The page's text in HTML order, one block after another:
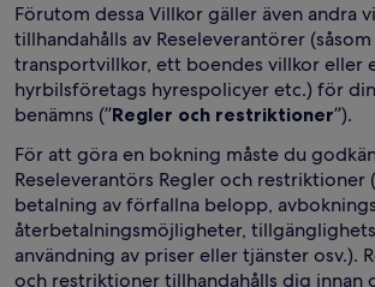
Förutom dessa Villkor gäller även andra
tillhandahålls av Reseleverantörer
transportvillkor, ett boendes villkor eller
hyrbilsföretags hyrespolicyer etc.) för
benämns (”Regler och restriktioner”).
För att göra en bokning måste du
Reseleverantörs Regler och restriktioner
betalning av förfallna belopp,
återbetalningsmöjligheter,
användning av priser eller tjänster osv.).
och restriktioner tillhandahålls dig innan